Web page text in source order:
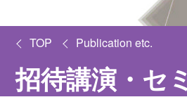
TOP Publication etc.
招待講演・セ